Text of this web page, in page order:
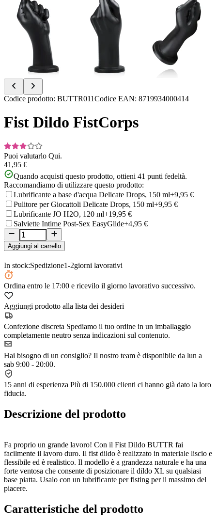
Item
of
Codice prodotto: BUTTR011Codice EAN: 8719934000414
Fist Dildo FistCorps
Puoi valutarlo Qui.
41,95 €
Quando acquisti questo prodotto, ottieni 41 punti fedeltà.
Raccomandiamo di utilizzare questo prodotto:
Lubrificante a base d'acqua Delicate Drops, 150 ml+9,95 €
Pulitore per Giocattoli Delicate Drops, 150 ml+9,95 €
Lubrificante JO H2O, 120 ml+19,95 €
Salviette Intime Post-Sex EasyGlide+4,95 €
Aggiungi al carrello
In stock:Spedizione1-2giorni lavorativi
Ordina entro le 17:00 e ricevilo il giorno lavorativo successivo.
Aggiungi prodotto alla lista dei desideri
Confezione discreta Spediamo il tuo ordine in un imballaggio
completamente neutro senza indicazioni sul contenuto.
Hai bisogno di un consiglio? Il nostro team è disponibile da lun a
sab 9:00 - 20:00.
15 anni di esperienza Più di 150.000 clienti ci hanno già dato la loro
fiducia.
Descrizione del prodotto
Fa proprio un grande lavoro! Con il Fist Dildo BUTTR fai
facilmente il lavoro duro. Il fist dildo è realizzato in materiale liscio e
flessibile ed è realistico. Il modello è a grandezza naturale e ha una
forte ventosa che consente di posizionare il dildo XL su qualsiasi
base piatta. Usalo con un lubrificante per fisting per il massimo del
piacere.
Caratteristiche del prodotto